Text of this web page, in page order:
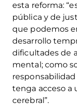
esta reforma:
pública y de
que podemos
desarrollo
dificultades de
mental; como
tenga acceso a
cerebral”.